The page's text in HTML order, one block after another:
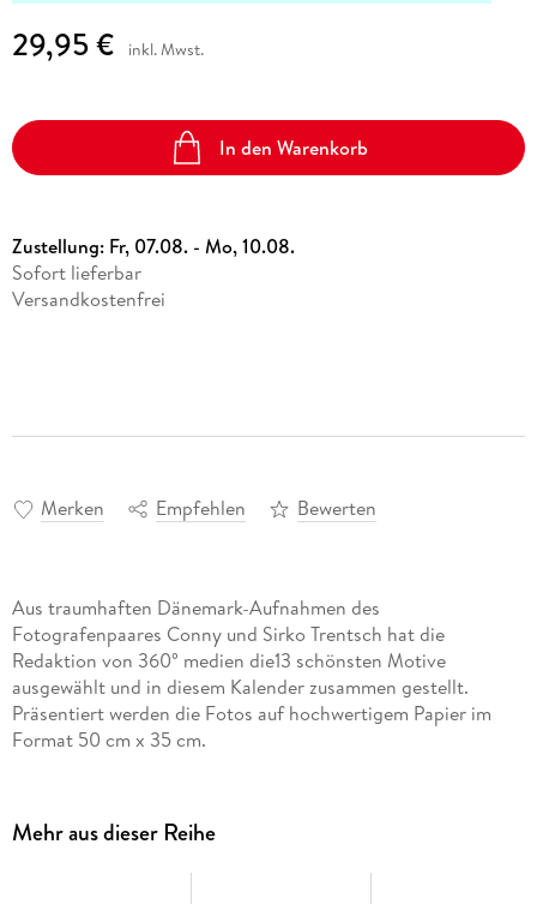
29,95 € inkl. Mwst.
In den Warenkorb
Zustellung: Fr, 07.08. - Mo, 10.08.
Sofort lieferbar
Versandkostenfrei
Merken Empfehlen Bewerten
Aus traumhaften Dänemark-Aufnahmen des
Fotografenpaares Conny und Sirko Trentsch hat die
Redaktion von 360° medien die13 schönsten Motive
ausgewählt und in diesem Kalender zusammen gestellt.
Präsentiert werden die Fotos auf hochwertigem Papier im
Format 50 cm x 35 cm.
Mehr aus dieser Reihe